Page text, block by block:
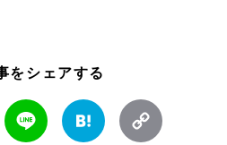
をシェアする
Line Hatena